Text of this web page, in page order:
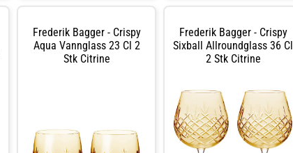
Frederik Bagger - Crispy
Aqua Vannglass 23 Cl 2
Stk Citrine
Frederik Bagger - Crispy
Sixball Allroundglass 36 Cl
2 Stk Citrine